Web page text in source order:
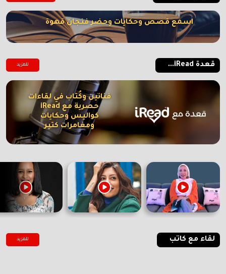
اسمع قصص وحكايات وحضر فنجان قهوة
قعدة iRead... للمزيد
فنانين وكُتاب في لقاءات
حصرية مع iRead
كواليس وحكايات
ومغامرات كتير
لقاء مع كاتب للمزيد